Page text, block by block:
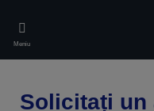
main
content
Meniu
Solicitați un